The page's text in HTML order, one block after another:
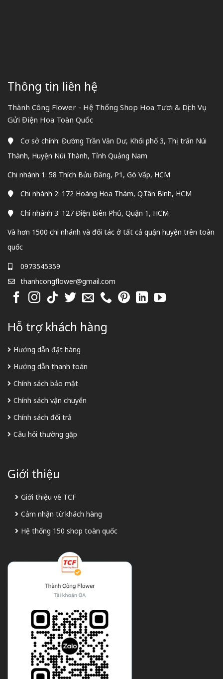
Thông tin liên hệ
Thành Công Flower - Hệ Thống Shop Hoa Tươi & Dịch Vụ
Gửi Điện Hoa Toàn Quốc
Cơ sở chính: Đường Trần Văn Dư, Khối phố 3, Thị trấn Núi
Thành, Huyện Núi Thành, Tỉnh Quảng Nam
Chi nhánh 1: 58 Thích Bửu Đăng, P1, Gò Vấp, HCM
Chi nhánh 2: 172 Hoàng Hoa Thám, Q.Tân Bình, HCM
Chi nhánh 3: 127 Điện Biên Phủ, Quận 1, HCM
Và hơn 1500 chi nhánh và đối tác ở tất cả quận huyện trên toàn
quốc
0973545359
thanhcongflower@gmail.com
Hỗ trợ khách hàng
Hướng dẫn đặt hàng
Hướng dẫn thanh toán
Chính sách bảo mật
Chính sách vận chuyển
Chính sách đổi trả
Câu hỏi thường gặp
Giới thiệu
Giới thiệu về TCF
Cảm nhận từ khách hàng
Hệ thống 150 shop toàn quốc